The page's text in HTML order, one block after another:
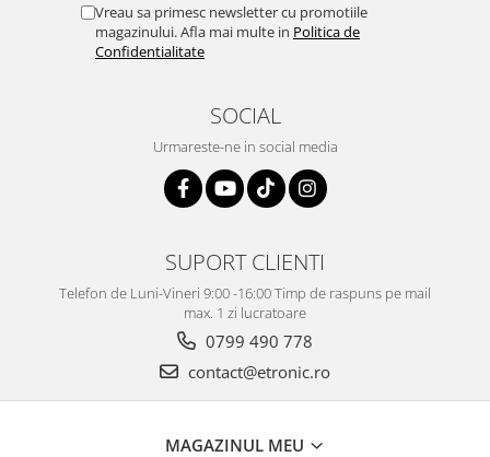
Vreau sa primesc newsletter cu promotiile
magazinului. Afla mai multe in Politica de
Confidentialitate
SOCIAL
Urmareste-ne in social media
SUPORT CLIENTI
Telefon de Luni-Vineri 9:00 -16:00 Timp de raspuns pe mail
max. 1 zi lucratoare
0799 490 778
contact@etronic.ro
MAGAZINUL MEU